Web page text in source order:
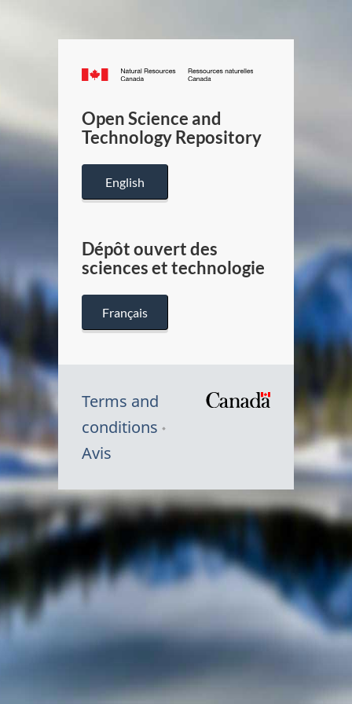
Canada.ca
/
Canada
Open Science and
Technology Repository
English
Dépôt ouvert des
sciences et technologie
Français
Terms and
conditions
Avis
Symbole
du
Canada